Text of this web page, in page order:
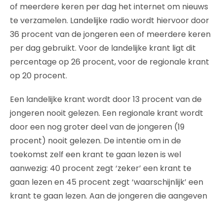
of meerdere keren per dag het internet om nieuws
te verzamelen. Landelijke radio wordt hiervoor door
36 procent van de jongeren een of meerdere keren
per dag gebruikt. Voor de landelijke krant ligt dit
percentage op 26 procent, voor de regionale krant
op 20 procent.
Een landelijke krant wordt door 13 procent van de
jongeren nooit gelezen. Een regionale krant wordt
door een nog groter deel van de jongeren (19
procent) nooit gelezen. De intentie om in de
toekomst zelf een krant te gaan lezen is wel
aanwezig: 40 procent zegt ‘zeker’ een krant te
gaan lezen en 45 procent zegt ‘waarschijnlijk’ een
krant te gaan lezen. Aan de jongeren die aangeven